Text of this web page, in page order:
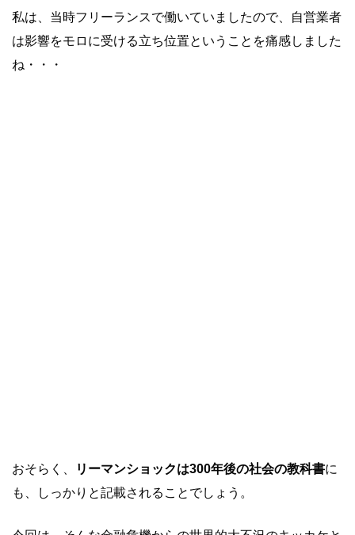
私は、当時フリーランスで働いていましたので、自営業者
は影響をモロに受ける立ち位置ということを痛感しました
ね・・・
おそらく、 リーマンショックは300年後の社会の教科書に
も、しっかりと記載されることでしょう。